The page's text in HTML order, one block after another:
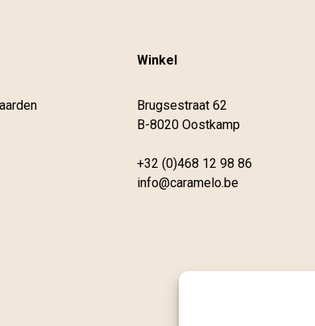
Winkel
Brugsestraat 62
B-8020 Oostkamp
+32 (0)468 12 98 86
info@caramelo.be